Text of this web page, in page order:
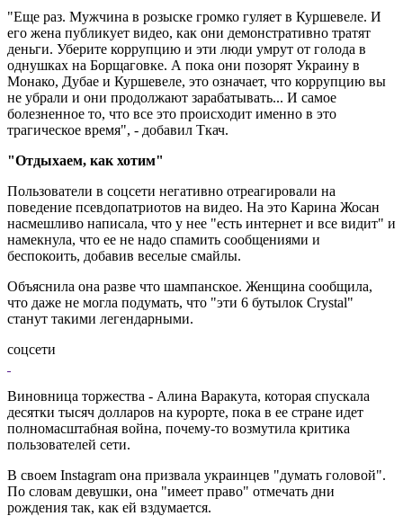
"Еще раз. Мужчина в розыске громко гуляет в Куршевеле. И
его жена публикует видео, как они демонстративно тратят
деньги. Уберите коррупцию и эти люди умрут от голода в
однушках на Борщаговке. А пока они позорят Украину в
Монако, Дубае и Куршевеле, это означает, что коррупцию вы
не убрали и они продолжают зарабатывать... И самое
болезненное то, что все это происходит именно в это
трагическое время", - добавил Ткач.
"Отдыхаем, как хотим"
Пользователи в соцсети негативно отреагировали на
поведение псевдопатриотов на видео. На это Карина Жосан
насмешливо написала, что у нее "есть интернет и все видит" и
намекнула, что ее не надо спамить сообщениями и
беспокоить, добавив веселые смайлы.
Объяснила она разве что шампанское. Женщина сообщила,
что даже не могла подумать, что "эти 6 бутылок Crystal"
станут такими легендарными.
соцсети
Виновница торжества - Алина Варакута, которая спускала
десятки тысяч долларов на курорте, пока в ее стране идет
полномасштабная война, почему-то возмутила критика
пользователей сети.
В своем Instagram она призвала украинцев "думать головой".
По словам девушки, она "имеет право" отмечать дни
рождения так, как ей вздумается.